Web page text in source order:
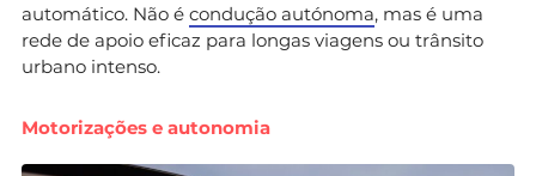
automático. Não é condução autónoma, mas é uma
rede de apoio eficaz para longas viagens ou trânsito
urbano intenso.
Motorizações e autonomia